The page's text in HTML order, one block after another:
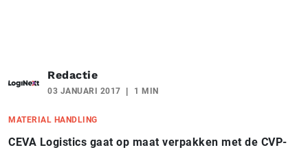
Redactie
03 JANUARI 2017 1 MIN
MATERIAL HANDLING
CEVA Logistics gaat op maat verpakken met de CVP-